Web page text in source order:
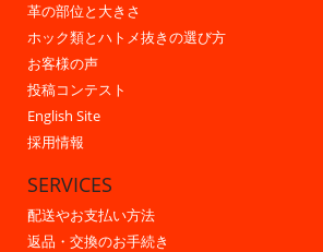
革の部位と大きさ
ホック類とハトメ抜きの選び方
お客様の声
投稿コンテスト
English Site
採用情報
SERVICES
配送やお支払い方法
返品・交換のお手続き